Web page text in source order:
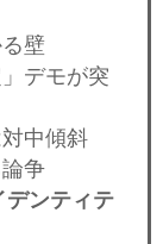
壁
デモが突
中傾斜
争
デンティテ